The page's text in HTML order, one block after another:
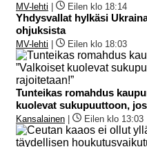
MV-lehti Eilen klo 18:14
Yhdysvallat hylkäsi
ohjuksista
MV-lehti Eilen klo 18:03
Tunteikas romahdus
kuolevat sukupuuttoon,
Kansalainen Eilen klo 13:03